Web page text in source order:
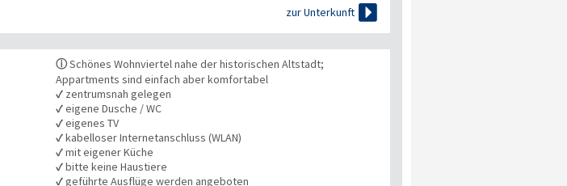
zur Unterkunft 
ⓘSchönes Wohnviertel nahe der historischen Altstadt;
Appartments sind einfach aber komfortabel
✓ zentrumsnah gelegen
✓eigene Dusche / WC
✓eigenes TV
✓kabelloser Internetanschluss (WLAN)
✓mit eigener Küche
✓bitte keine Haustiere
✓geführte Ausflüge werden angeboten